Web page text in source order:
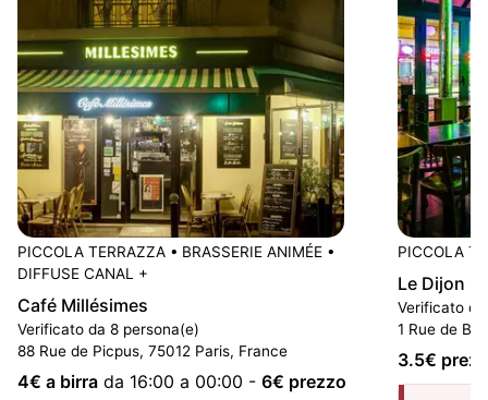
PICCOLA TERRAZZA • BRASSERIE ANIMÉE •
DIFFUSE CANAL +
Café Millésimes
Verificato da 8 persona(e)
88 Rue de Picpus, 75012 Paris, France
4€ a birra da 16:00 a 00:00 - 6€ prezzo
PICCOLA
Le Dijon
Verificato
1 Rue de
3.5€